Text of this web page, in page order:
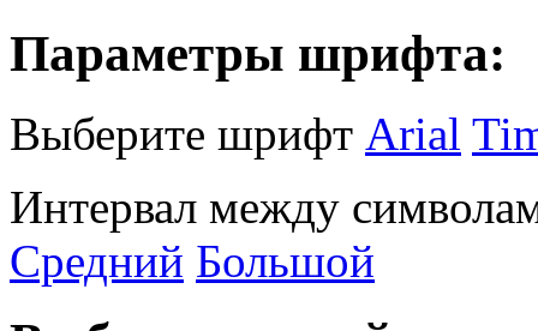
Параметры шрифта:
Выберите шрифт Arial
Интервал между
Средний Большой